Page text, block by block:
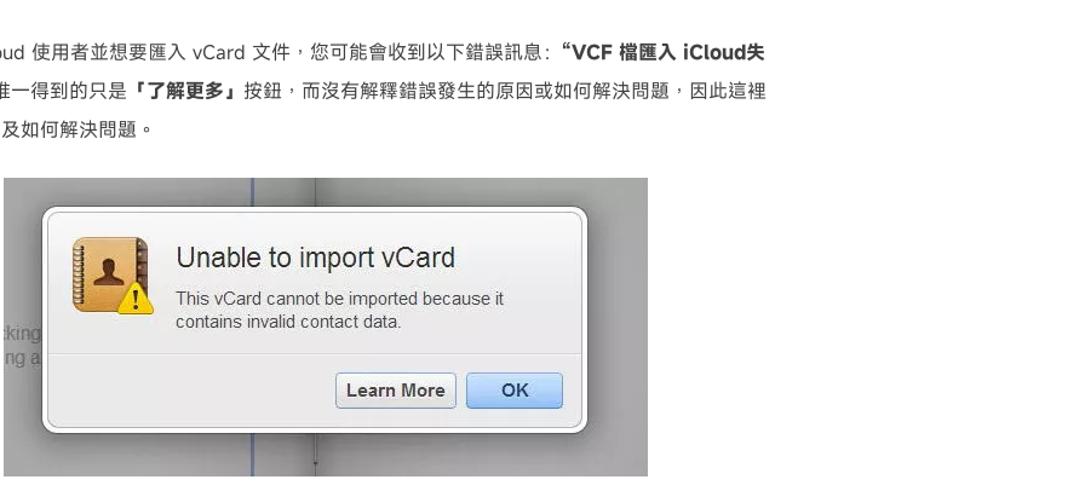
使用者並想要匯入 vCard 文件，您可能會收到以下錯誤訊息： “VCF 檔匯入 iCloud失
一得到的只是 「了解更多」 按鈕，而沒有解釋錯誤發生的原因或如何解決問題，因此這裡
如何解決問題。